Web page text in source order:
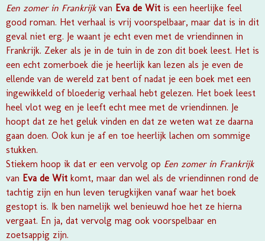
Een zomer in Frankrijkvan Eva de Wit is een heerlijke feel
good roman. Het verhaal is vrij voorspelbaar, maar dat is in dit
geval niet erg. Je waant je echt even met de vriendinnen in
Frankrijk. Zeker als je in de tuin in de zon dit boek leest. Het is
een echt zomerboek die je heerlijk kan lezen als je even de
ellende van de wereld zat bent of nadat je een boek met een
ingewikkeld of bloederig verhaal hebt gelezen. Het boek leest
heel vlot weg en je leeft echt mee met de vriendinnen. Je
hoopt dat ze het geluk vinden en dat ze weten wat ze daarna
gaan doen. Ook kun je af en toe heerlijk lachen om sommige
stukken.
Stiekem hoop ik dat er een vervolg op Een zomer in Frankrijk
van Eva de Wit komt, maar dan wel als de vriendinnen rond de
tachtig zijn en hun leven terugkijken vanaf waar het boek
gestopt is. Ik ben namelijk wel benieuwd hoe het ze hierna
vergaat. En ja, dat vervolg mag ook voorspelbaar en
zoetsappig zijn.